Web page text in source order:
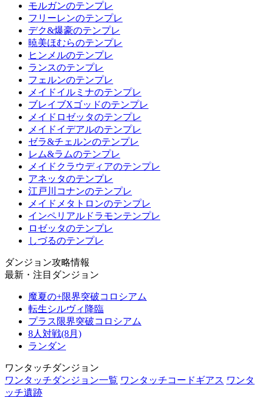
モルガンのテンプレ
フリーレンのテンプレ
デク&爆豪のテンプレ
暁美ほむらのテンプレ
ヒンメルのテンプレ
ランスのテンプレ
フェルンのテンプレ
メイドイルミナのテンプレ
ブレイブXゴッドのテンプレ
メイドロゼッタのテンプレ
メイドイデアルのテンプレ
ゼラ&チェルンのテンプレ
レム&ラムのテンプレ
メイドクラウディアのテンプレ
アネッタのテンプレ
江戸川コナンのテンプレ
メイドメタトロンのテンプレ
インペリアルドラモンテンプレ
ロゼッタのテンプレ
しづるのテンプレ
ダンジョン攻略情報
最新・注目ダンジョン
魔夏の+限界突破コロシアム
転生シルヴィ降臨
プラス限界突破コロシアム
8人対戦(8月)
ランダン
ワンタッチダンジョン
ワンタッチダンジョン一覧 ワンタッチコードギアス ワンタ
ッチ遺跡